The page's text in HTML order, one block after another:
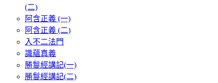
(二)
阿含正義 (一)
阿含正義 (二)
入不二法門
識蘊真義
勝鬘經講記(一)
勝鬘經講記(二)